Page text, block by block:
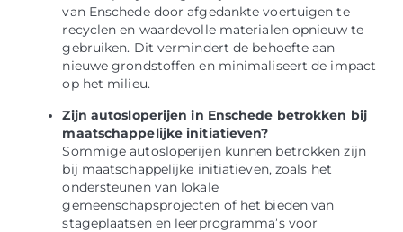
van Enschede door afgedankte voertuigen te
recyclen en waardevolle materialen opnieuw te
gebruiken. Dit vermindert de behoefte aan
nieuwe grondstoffen en minimaliseert de impact
op het milieu.
Zijn autosloperijen in Enschede betrokken bij
maatschappelijke initiatieven?
Sommige autosloperijen kunnen betrokken zijn
bij maatschappelijke initiatieven, zoals het
ondersteunen van lokale
gemeenschapsprojecten of het bieden van
stageplaatsen en leerprogramma’s voor